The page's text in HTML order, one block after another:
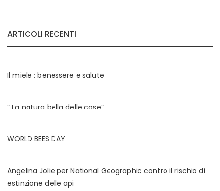
z
o
i
z
o
a
ARTICOLI RECENTI
Il miele : benessere e salute
” La natura bella delle cose”
WORLD BEES DAY
Angelina Jolie per National Geographic contro il rischio di
estinzione delle api